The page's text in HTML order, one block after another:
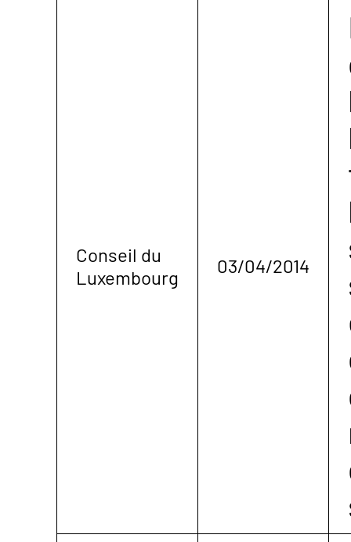
Conseil du
Luxembourg
03/04/2014